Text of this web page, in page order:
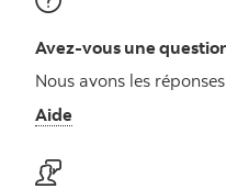
Avez-vous une
Nous avons les réponses
Aide